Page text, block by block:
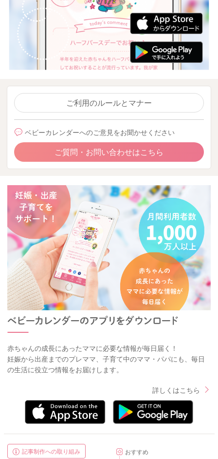
ご利用のルールとマナー
ベビーカレンダーへのご意見をお聞かせください
ご質問・お問い合わせはこちら
赤ちゃんの成長にあったママに必要な情報が毎日届く！
妊娠から出産までのプレママ、子育て中のママ・パパにも、毎日
の生活に役立つ情報をお届けします。
詳しくはこちら
記事制作への取り組み
おすすめ